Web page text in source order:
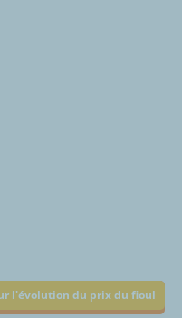
l'évolution du prix du fioul